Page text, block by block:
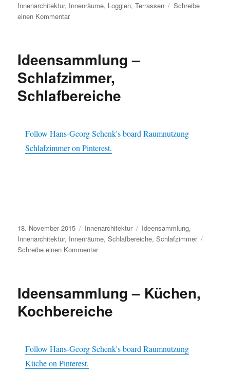
Innenarchitektur, Innenräume, Loggien,Terrassen
Schreibe
einen Kommentarzu
Loggien,
Ideensammlung –
Schlafzimmer,
Schlafbereiche
Follow Hans-Georg Schenk's board Raumnutzung
Schlafzimmer on Pinterest.
Veröffentlicht
am
18. November 2015 Kategorien
Innenarchitektur Schlagwörter
Ideensammlung,
Innenarchitektur, Innenräume,Schlafbereiche,Schlafzimmer
Schreibe einen Kommentarzu
Schlafbereiche
Ideensammlung – Küchen,
Kochbereiche
Follow Hans-Georg Schenk's board Raumnutzung
Küche on Pinterest.